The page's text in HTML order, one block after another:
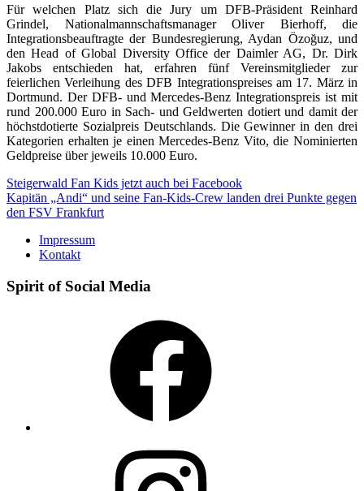
Für welchen Platz sich die Jury um DFB-Präsident Reinhard
Grindel, Nationalmannschaftsmanager Oliver Bierhoff, die
Integrationsbeauftragte der Bundesregierung, Aydan Özoğuz, und
den Head of Global Diversity Office der Daimler AG, Dr. Dirk
Jakobs entschieden hat, erfahren fünf Vereinsmitglieder zur
feierlichen Verleihung des DFB Integrationspreises am 17. März in
Dortmund. Der DFB- und Mercedes-Benz Integrationspreis ist mit
rund 200.000 Euro in Sach- und Geldwerten dotiert und damit der
höchstdotierte Sozialpreis Deutschlands. Die Gewinner in den drei
Kategorien erhalten je einen Mercedes-Benz Vito, die Nominierten
Geldpreise über jeweils 10.000 Euro.
Beitragsnavigation
Steigerwald Fan Kids jetzt auch bei Facebook
Kapitän „Andi“ und seine Fan-Kids-Crew landen drei Punkte gegen
den FSV Frankfurt
Impressum
Kontakt
Spirit of Social Media